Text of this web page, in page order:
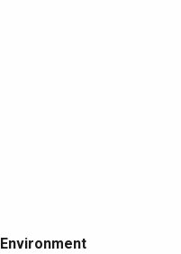
Environment
Environment